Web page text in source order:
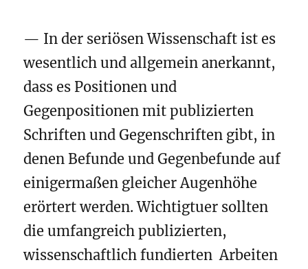
— In der seriösen Wissenschaft ist es
wesentlich und allgemein anerkannt,
dass es Positionen und
Gegenpositionen mit publizierten
Schriften und Gegenschriften gibt, in
denen Befunde und Gegenbefunde auf
einigermaßen gleicher Augenhöhe
erörtert werden. Wichtigtuer sollten
die umfangreich publizierten,
wissenschaftlich fundierten Arbeiten